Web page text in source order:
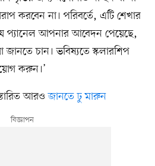
করবেন না। পরিবর্তে, এটি শেখার
প্যানেল আপনার আবেদন পেয়েছে,
জানতে চান। ভবিষ্যতে স্কলারশিপ
করুন।’
আরওজানতে ঢু মারুন